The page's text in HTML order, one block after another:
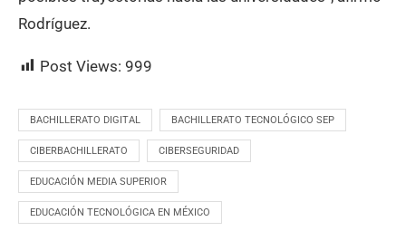
Rodríguez.
Post Views: 999
BACHILLERATO DIGITAL BACHILLERATO TECNOLÓGICO SEP
CIBERBACHILLERATO CIBERSEGURIDAD
EDUCACIÓN MEDIA SUPERIOR
EDUCACIÓN TECNOLÓGICA EN MÉXICO